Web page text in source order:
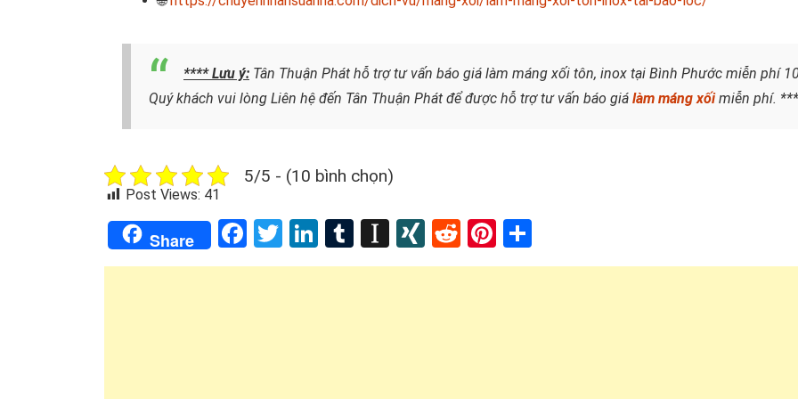
**** Lưu ý: Tân Thuận Phát hỗ trợ tư vấn báo giá làm máng xối tôn, inox tại Bình Phước miễn phí
Quý khách vui lòng Liên hệ đến Tân Thuận Phát để được hỗ trợ tư vấn báo giá làm máng xốimiễn phí.
5/5 - (10 bình chọn)
Post Views: 41
Share Facebook
TwitterLinkedIn
Tumblr
Instapaper
XINGRedditPinterest